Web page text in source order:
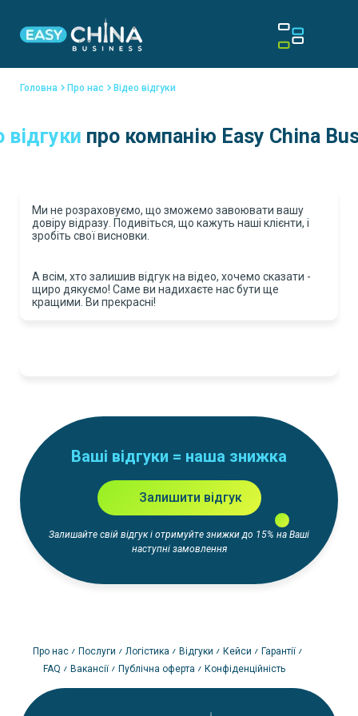
Головна Про нас Відео відгуки
відгуки про компанію Easy China
Ми не розраховуємо, що зможемо завоювати вашу
довіру відразу. Подивіться, що кажуть наші клієнти, і
зробіть свої висновки.
А всім, хто залишив відгук на відео, хочемо сказати -
щиро дякуємо! Саме ви надихаєте нас бути ще
кращими. Ви прекрасні!
Ваші відгуки = наша знижка
Залишити відгук
Залишайте свій відгук і отримуйте знижки до 15% на Ваші
наступні замовлення
Про нас Послуги Логістика Відгуки Кейси
Гарантії
FAQ
Вакансії Публічна оферта Конфіденційність